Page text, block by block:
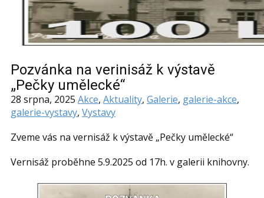
Pozvánka na verinisáž k výstavě
„Pečky umělecké“
28 srpna, 2025 Akce, Aktuality, Galerie, galerie-akce,
galerie-vystavy, Vystavy
Zveme vás na vernisáž k výstavě „Pečky umělecké“
Vernisáž proběhne 5.9.2025 od 17h. v galerii knihovny.